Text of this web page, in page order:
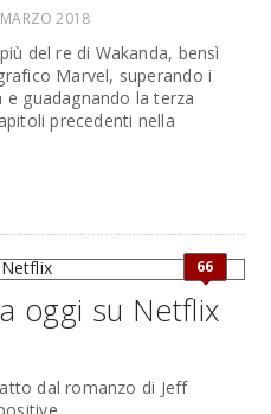
2018
del re di Wakanda, bensì
Marvel, superando i
e guadagnando la terza
precedenti nella
66
oggi su Netflix
dal romanzo di Jeff